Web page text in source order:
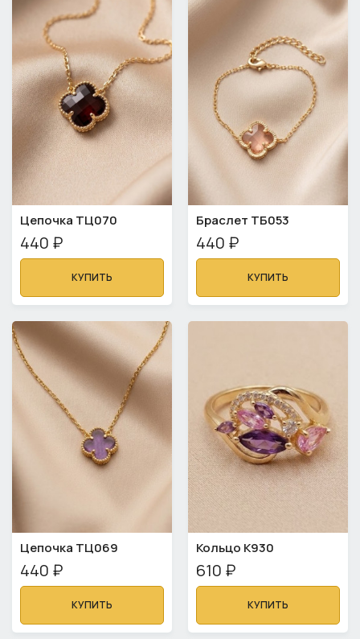
Цепочка ТЦ070
440 ₽
КУПИТЬ
Браслет ТБ053
440 ₽
КУПИТЬ
Цепочка ТЦ069
440 ₽
КУПИТЬ
Кольцо К930
610 ₽
КУПИТЬ